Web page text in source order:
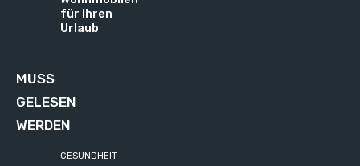
für Ihren
Urlaub
MUSS
GELESEN
WERDEN
GESUNDHEIT